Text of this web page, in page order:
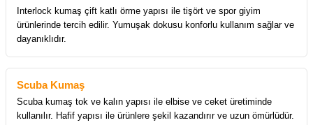
Interlock kumaş çift katlı örme yapısı ile tişört ve spor giyim
ürünlerinde tercih edilir. Yumuşak dokusu konforlu kullanım sağlar ve
dayanıklıdır.
Scuba Kumaş
Scuba kumaş tok ve kalın yapısı ile elbise ve ceket üretiminde
kullanılır. Hafif yapısı ile ürünlere şekil kazandırır ve uzun ömürlüdür.